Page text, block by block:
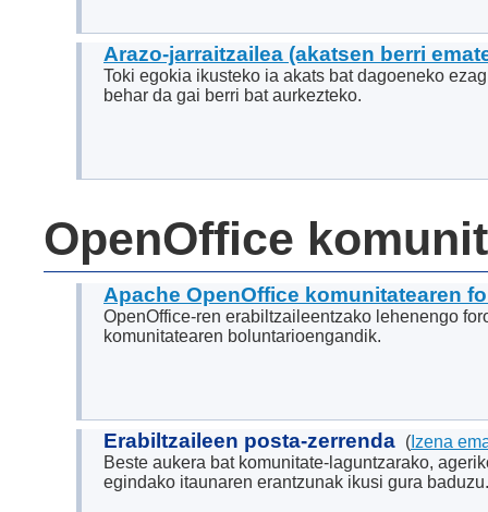
Arazo-jarraitzailea (akatsen berri
Toki egokia ikusteko ia akats bat dagoeneko
behar da gai berri bat aurkezteko.
OpenOffice
Apache OpenOffice komunitatearen
OpenOffice-ren erabiltzaileentzako lehenengo
komunitatearen boluntarioengandik.
Erabiltzaileen posta-zerrenda ( Izena
Beste aukera bat komunitate-laguntzarako,
egindako itaunaren erantzunak ikusi gura baduzu.